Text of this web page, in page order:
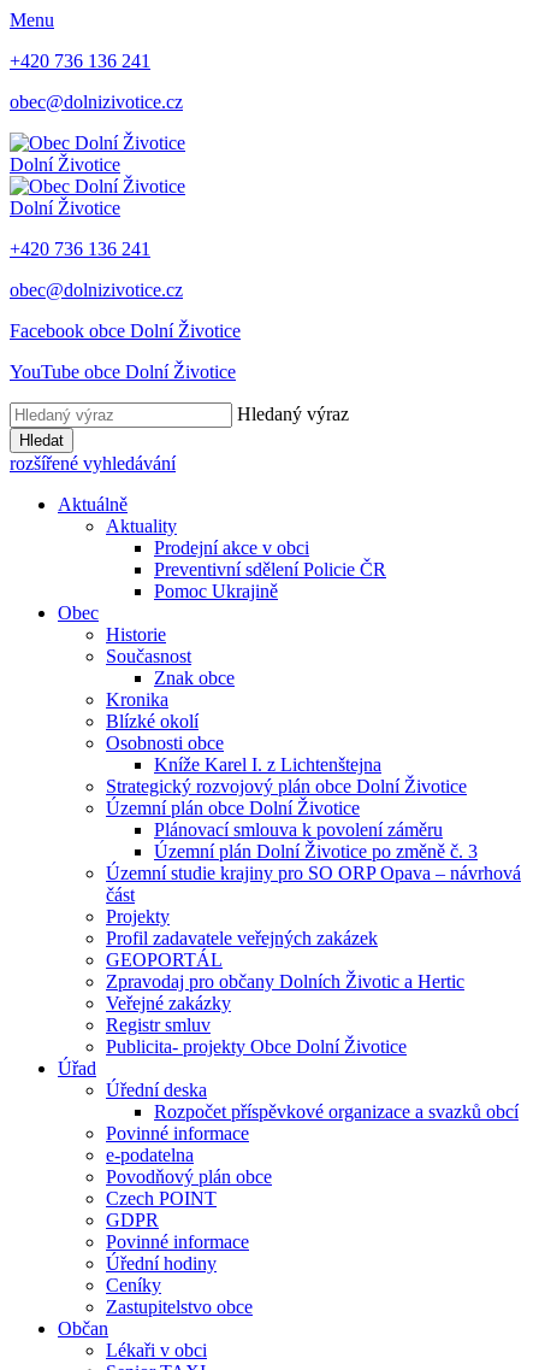
Menu
+420 736 136 241
obec@dolnizivotice.cz
Dolní Životice
Dolní Životice
+420 736 136 241
obec@dolnizivotice.cz
Facebook obce Dolní Životice
YouTube obce Dolní Životice
Hledaný výraz
Hledat
rozšířené vyhledávání
Aktuálně
Aktuality
Prodejní akce v obci
Preventivní sdělení Policie ČR
Pomoc Ukrajině
Obec
Historie
Současnost
Znak obce
Kronika
Blízké okolí
Osobnosti obce
Kníže Karel I. z Lichtenštejna
Strategický rozvojový plán obce Dolní Životice
Územní plán obce Dolní Životice
Plánovací smlouva k povolení záměru
Územní plán Dolní Životice po změně č. 3
Územní studie krajiny pro SO ORP Opava – návrhová
část
Projekty
Profil zadavatele veřejných zakázek
GEOPORTÁL
Zpravodaj pro občany Dolních Životic a Hertic
Veřejné zakázky
Registr smluv
Publicita- projekty Obce Dolní Životice
Úřad
Úřední deska
Rozpočet příspěvkové organizace a svazků obcí
Povinné informace
e-podatelna
Povodňový plán obce
Czech POINT
GDPR
Povinné informace
Úřední hodiny
Ceníky
Zastupitelstvo obce
Občan
Lékaři v obci